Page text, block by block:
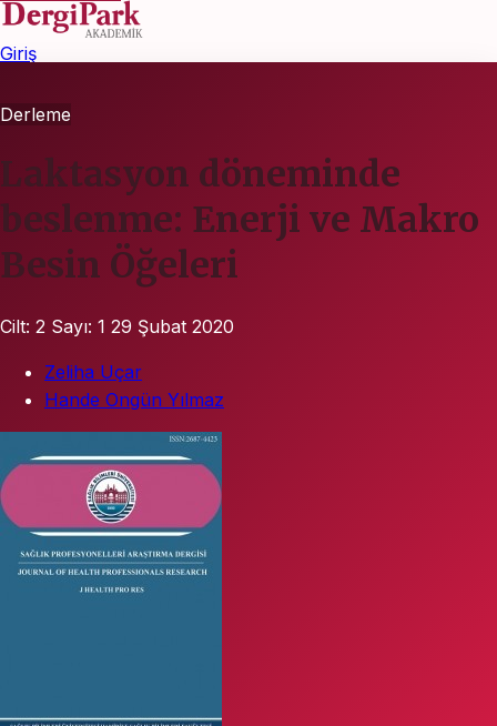
Giriş
Derleme
Laktasyon döneminde
beslenme: Enerji ve Makro
Besin Öğeleri
Cilt: 2 Sayı: 1 29 Şubat 2020
Zeliha Uçar
Hande Ongün Yılmaz